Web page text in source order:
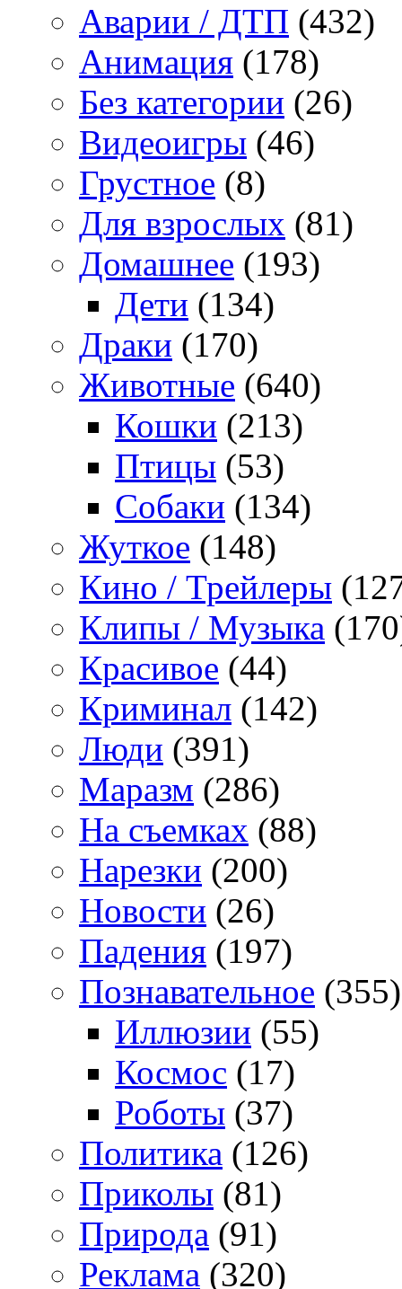
Аварии / ДТП (432)
Анимация (178)
Без категории (26)
Видеоигры (46)
Грустное (8)
Для взрослых (81)
Домашнее (193)
Дети (134)
Драки (170)
Животные (640)
Кошки (213)
Птицы (53)
Собаки (134)
Жуткое (148)
Кино / Трейлеры
Клипы / Музыка
Красивое (44)
Криминал (142)
Люди (391)
Маразм (286)
На съемках (88)
Нарезки (200)
Новости (26)
Падения (197)
Познавательное (355)
Иллюзии (55)
Космос (17)
Роботы (37)
Политика (126)
Приколы (81)
Природа (91)
Реклама (320)